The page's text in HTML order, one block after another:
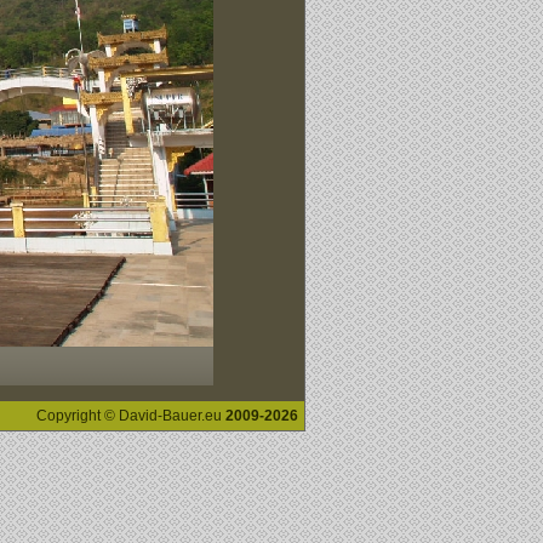
Copyright © David-Bauer.eu 2009-2026